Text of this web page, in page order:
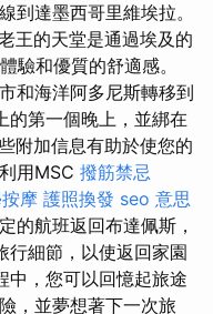
到達墨西哥里維埃拉。
王的天堂是通過埃及的
驗和優質的舒適感。
和海洋阿多尼斯轉移到
的第一個晚上，並綁在
附加信息有助於使您的
用MSC 撥筋禁忌
摩 護照換發 seo 意思
的航班返回布達佩斯，
行細節，以使返回家園
中，您可以回憶起旅途
，並夢想著下一次旅